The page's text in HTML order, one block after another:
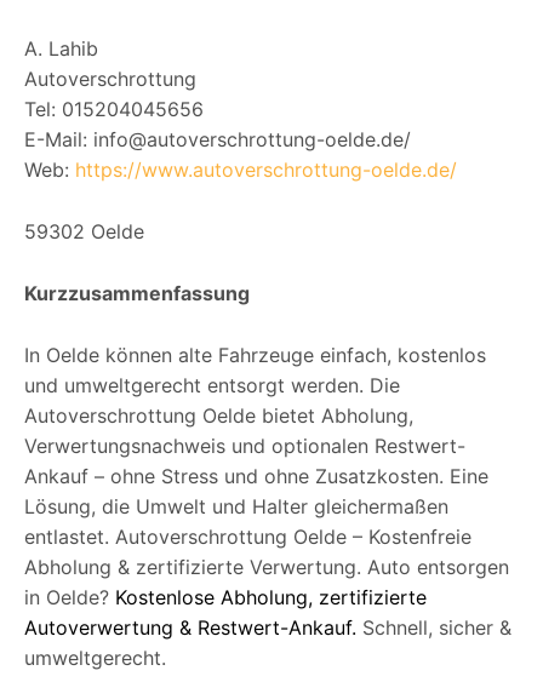
A. Lahib
Autoverschrottung
Tel: 015204045656
E-Mail: info@autoverschrottung-oelde.de/
Web: https://www.autoverschrottung-oelde.de/
59302 Oelde
Kurzzusammenfassung
In Oelde können alte Fahrzeuge einfach, kostenlos
und umweltgerecht entsorgt werden. Die
Autoverschrottung Oelde bietet Abholung,
Verwertungsnachweis und optionalen Restwert-
Ankauf – ohne Stress und ohne Zusatzkosten. Eine
Lösung, die Umwelt und Halter gleichermaßen
entlastet. Autoverschrottung Oelde – Kostenfreie
Abholung & zertifizierte Verwertung. Auto entsorgen
in Oelde? Kostenlose Abholung, zertifizierte
Autoverwertung & Restwert-Ankauf. Schnell, sicher &
umweltgerecht.